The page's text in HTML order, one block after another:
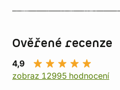
Ověřené recenze
4,9
zobraz 12995 hodnocení